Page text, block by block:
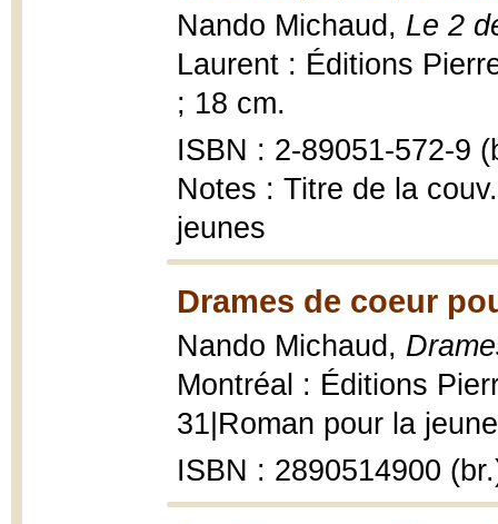
Nando Michaud, Le 2
Laurent : Éditions
; 18 cm.
ISBN : 2-89051-572-9
Notes : Titre de la
jeunes
Drames de coeur
Nando Michaud,
Montréal : Éditions
31|Roman pour la
ISBN : 2890514900